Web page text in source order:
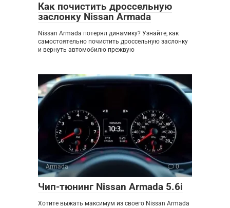
Как почистить дроссельную
заслонку Nissan Armada
Nissan Armada потерял динамику? Узнайте, как
самостоятельно почистить дроссельную заслонку
и вернуть автомобилю прежвую
Armada 0
Чип-тюнинг Nissan Armada 5.6i
Хотите выжать максимум из своего Nissan Armada